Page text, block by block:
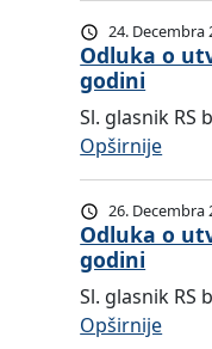
u
d
p
o
s
Z
a
l
a
o
v
a
s
k
p
l
a
s
v
a
č
l
a
o
v
t
v
đ
i
v
a
n
u
i
d
l
k
r
o
u
g
24. Decembra
Odluka o
godini
Sl. glasnik RS
Opširnije:
O
d
l
k
26. Decembra
Odluka o
godini
Sl. glasnik RS
Opširnije: